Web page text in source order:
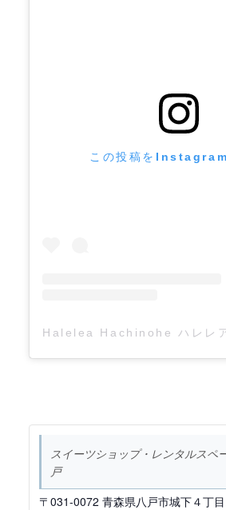
この投稿をInstagram
スイーツショップ・レンタルスペ
戸
〒031-0072 青森県八戸市城下４丁